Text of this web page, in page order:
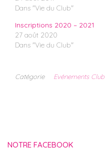
Dans "Vie du Club"
Inscriptions 2020 – 2021
27 août 2020
Dans "Vie du Club"
Catégorie Evénements Club
NOTRE FACEBOOK